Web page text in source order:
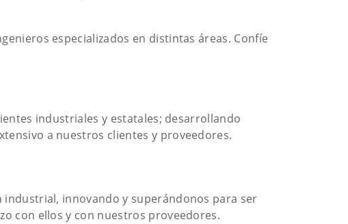
especializados en distintas áreas. Confíe
industriales y estatales; desarrollando
a nuestros clientes y proveedores.
innovando y superándonos para ser
con ellos y con nuestros proveedores.